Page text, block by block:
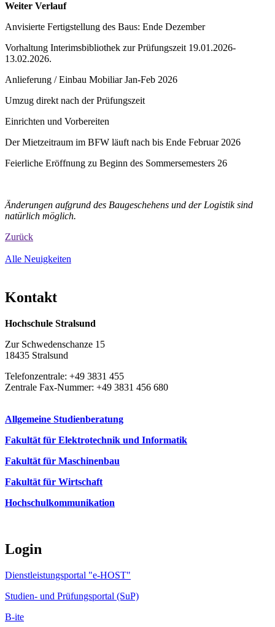
Weiter Verlauf
Anvisierte Fertigstellung des Baus: Ende Dezember
Vorhaltung Interimsbibliothek zur Prüfungszeit 19.01.2026-
13.02.2026.
Anlieferung / Einbau Mobiliar Jan-Feb 2026
Umzug direkt nach der Prüfungszeit
Einrichten und Vorbereiten
Der Mietzeitraum im BFW läuft nach bis Ende Februar 2026
Feierliche Eröffnung zu Beginn des Sommersemesters 26
Änderungen aufgrund des Baugeschehens und der Logistik sind
natürlich möglich.
Zurück
Alle Neuigkeiten
Kon­takt
Hochschule Stralsund
Zur Schwedenschanze 15
18435 Stralsund
Telefonzentrale: +49 3831 455
Zentrale Fax-Nummer: +49 3831 456 680
Allgemeine Studienberatung
Fakultät für Elektrotechnik und Informatik
Fakultät für Maschinenbau
Fakultät für Wirtschaft
Hochschulkommunikation
Login
Dienstleistungsportal "e-HOST"
Studien- und Prüfungsportal (SuP)
B-ite